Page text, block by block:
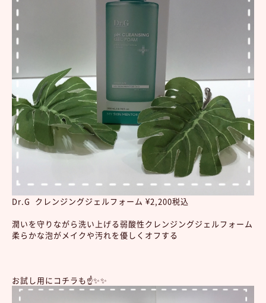
Dr.G クレンジングジェルフォーム ¥2,200税込
潤いを守りながら洗い上げる弱酸性クレンジングジェルフォーム
柔らかな泡がメイクや汚れを優しくオフする
お試し用にコチラも☝️✨✨